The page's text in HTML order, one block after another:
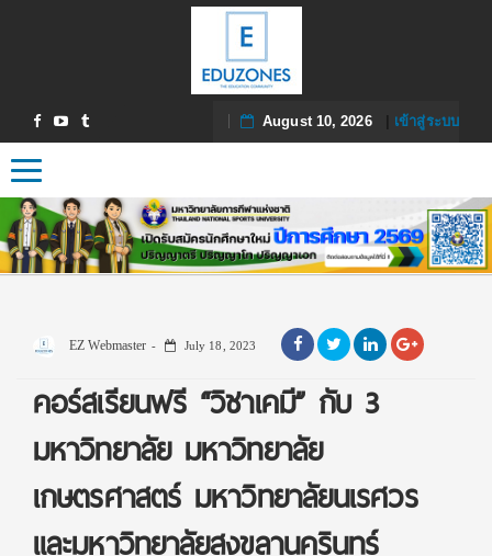
August 10, 2026| เข้าสู่ระบบ
Toggle navigation
EZ Webmaster July 18, 2023
คอร์สเรียนฟรี “วิชาเคมี” กับ 3
มหาวิทยาลัย มหาวิทยาลัย
เกษตรศาสตร์ มหาวิทยาลัยนเรศวร
และมหาวิทยาลัยสงขลานครินทร์